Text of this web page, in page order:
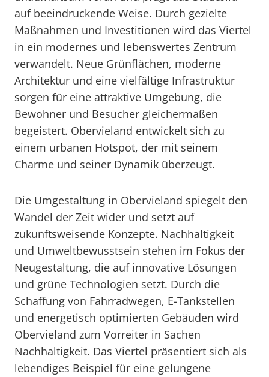
auf beeindruckende Weise. Durch gezielte
Maßnahmen und Investitionen wird das Viertel
in ein modernes und lebenswertes Zentrum
verwandelt. Neue Grünflächen, moderne
Architektur und eine vielfältige Infrastruktur
sorgen für eine attraktive Umgebung, die
Bewohner und Besucher gleichermaßen
begeistert. Obervieland entwickelt sich zu
einem urbanen Hotspot, der mit seinem
Charme und seiner Dynamik überzeugt.
Die Umgestaltung in Obervieland spiegelt den
Wandel der Zeit wider und setzt auf
zukunftsweisende Konzepte. Nachhaltigkeit
und Umweltbewusstsein stehen im Fokus der
Neugestaltung, die auf innovative Lösungen
und grüne Technologien setzt. Durch die
Schaffung von Fahrradwegen, E-Tankstellen
und energetisch optimierten Gebäuden wird
Obervieland zum Vorreiter in Sachen
Nachhaltigkeit. Das Viertel präsentiert sich als
lebendiges Beispiel für eine gelungene